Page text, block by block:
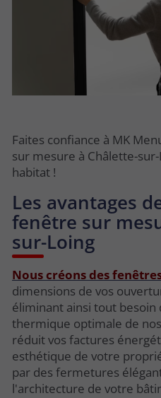
Faites confiance à MK
sur mesure à Châlette-
habitat !
Les avantages
fenêtre sur
sur-Loing
Nous créons des
dimensions de vos
éliminant ainsi tout
thermique optimale de
réduit vos factures
esthétique de votre
par des fermetures
l'architecture de votre